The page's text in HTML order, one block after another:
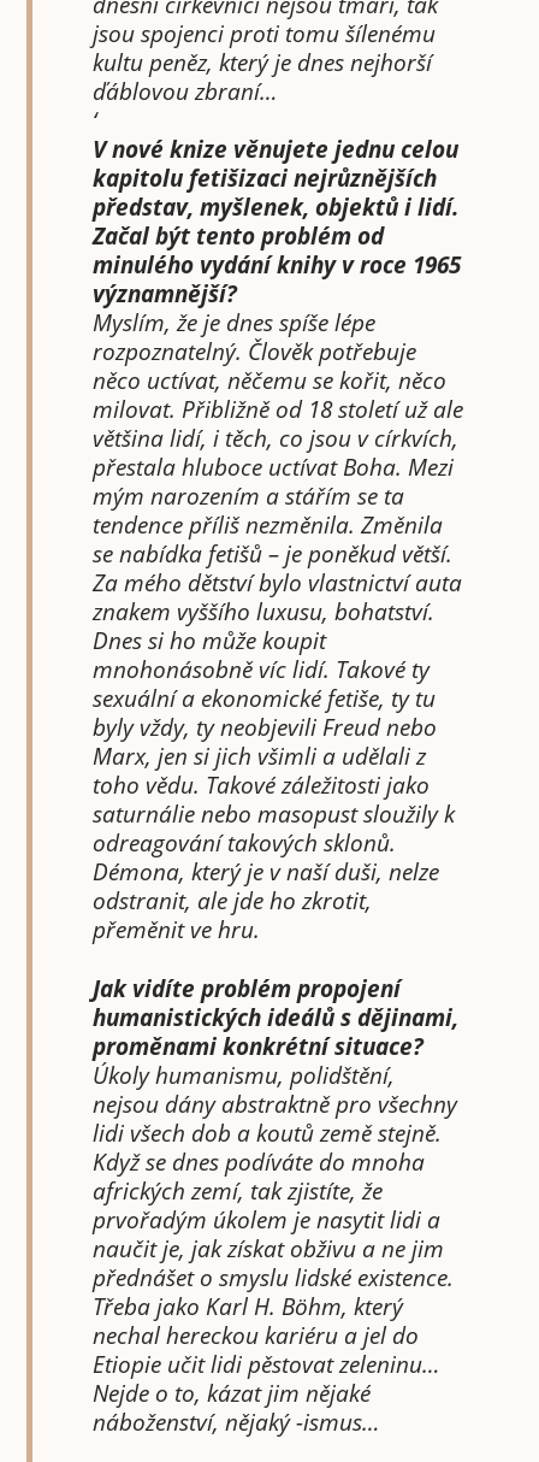
jsou spojenci proti tomu šílenému
kultu peněz, který je dnes nejhorší
ďáblovou zbraní…
‘
V nové knize věnujete jednu celou
kapitolu fetišizaci nejrůznějších
představ, myšlenek, objektů i lidí.
Začal být tento problém od
minulého vydání knihy v roce 1965
významnější?
Myslím, že je dnes spíše lépe
rozpoznatelný. Člověk potřebuje
něco uctívat, něčemu se kořit, něco
milovat. Přibližně od 18 století už ale
většina lidí, i těch, co jsou v církvích,
přestala hluboce uctívat Boha. Mezi
mým narozením a stářím se ta
tendence příliš nezměnila. Změnila
se nabídka fetišů – je poněkud větší.
Za mého dětství bylo vlastnictví auta
znakem vyššího luxusu, bohatství.
Dnes si ho může koupit
mnohonásobně víc lidí. Takové ty
sexuální a ekonomické fetiše, ty tu
byly vždy, ty neobjevili Freud nebo
Marx, jen si jich všimli a udělali z
toho vědu. Takové záležitosti jako
saturnálie nebo masopust sloužily k
odreagování takových sklonů.
Démona, který je v naší duši, nelze
odstranit, ale jde ho zkrotit,
přeměnit ve hru.
Jak vidíte problém propojení
humanistických ideálů s dějinami,
proměnami konkrétní situace?
Úkoly humanismu, polidštění,
nejsou dány abstraktně pro všechny
lidi všech dob a koutů země stejně.
Když se dnes podíváte do mnoha
afrických zemí, tak zjistíte, že
prvořadým úkolem je nasytit lidi a
naučit je, jak získat obživu a ne jim
přednášet o smyslu lidské existence.
Třeba jako Karl H. Böhm, který
nechal hereckou kariéru a jel do
Etiopie učit lidi pěstovat zeleninu…
Nejde o to, kázat jim nějaké
náboženství, nějaký -ismus…